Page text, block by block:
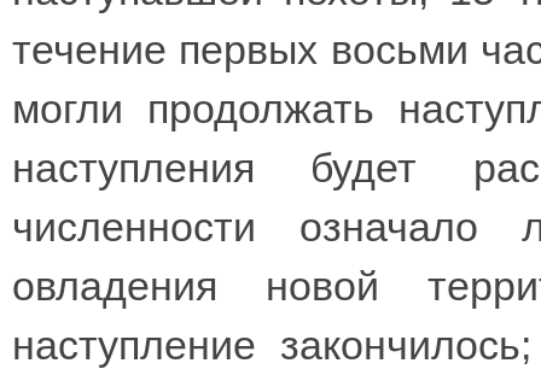
течение первых восьми
могли продолжать
наступления будет
численности
овладения новой
наступление